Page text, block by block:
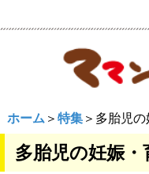
ホーム ＞ 特集＞多胎児の
多胎児の妊娠・